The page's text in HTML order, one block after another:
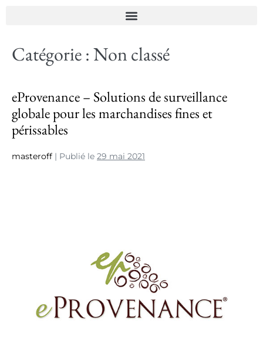
Catégorie :Non classé
eProvenance – Solutions de surveillance
globale pour les marchandises fines et
périssables
masteroff | Publié le 29 mai 2021